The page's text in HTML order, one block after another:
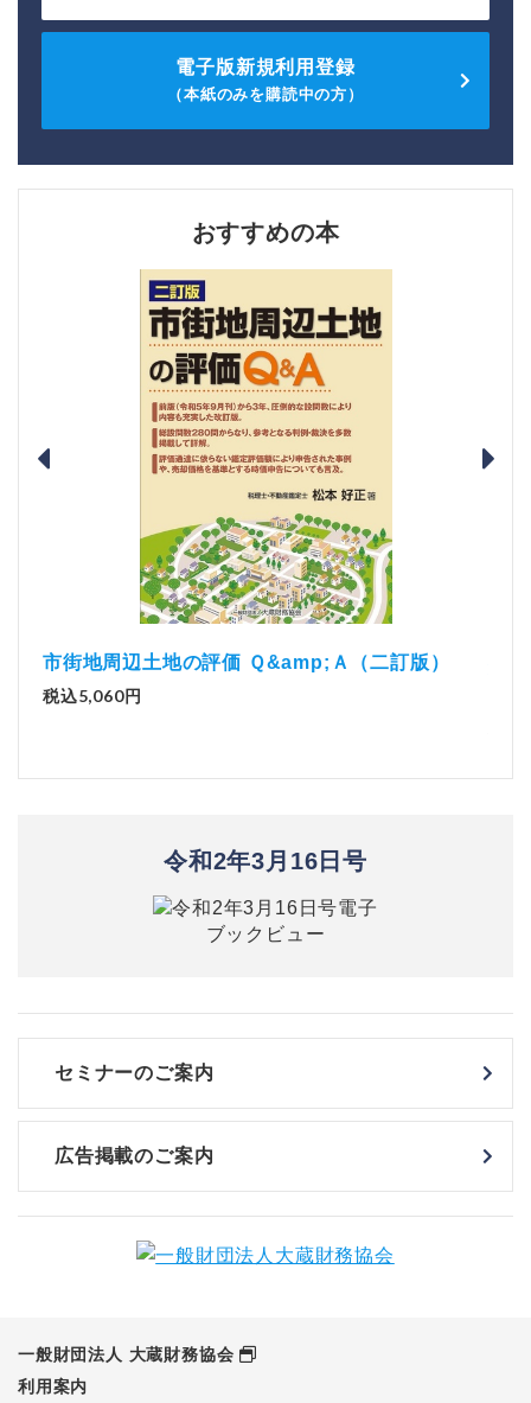
電子版新規利用登録
（本紙のみを購読中の方）
おすすめの本
版）
解説とQ&amp;Aでわかる 電子帳簿等保存制度
実務（改訂版）
令和2年3月16日号
セミナーのご案内
広告掲載のご案内
一般財団法人 大蔵財務協会
利用案内